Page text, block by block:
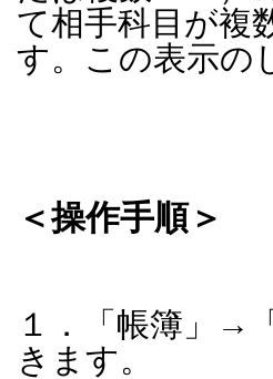
て相手科目が複
す。この表示の
＜操作手順＞
１．「帳簿」→
きます。